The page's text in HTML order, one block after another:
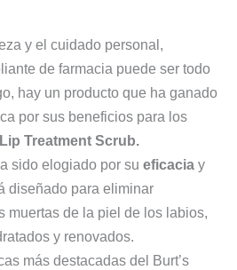
y el cuidado personal,
de farmacia puede ser todo
hay un producto que ha ganado
por sus beneficios para los
Treatment Scrub.
sido elogiado por su eficacia y
diseñado para eliminar
muertas de la piel de los labios,
y renovados.
más destacadas del Burt’s